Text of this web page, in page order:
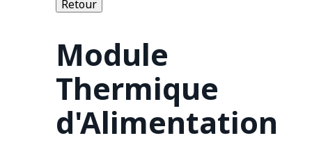
Retour
Module
Thermique
d'Alimentation